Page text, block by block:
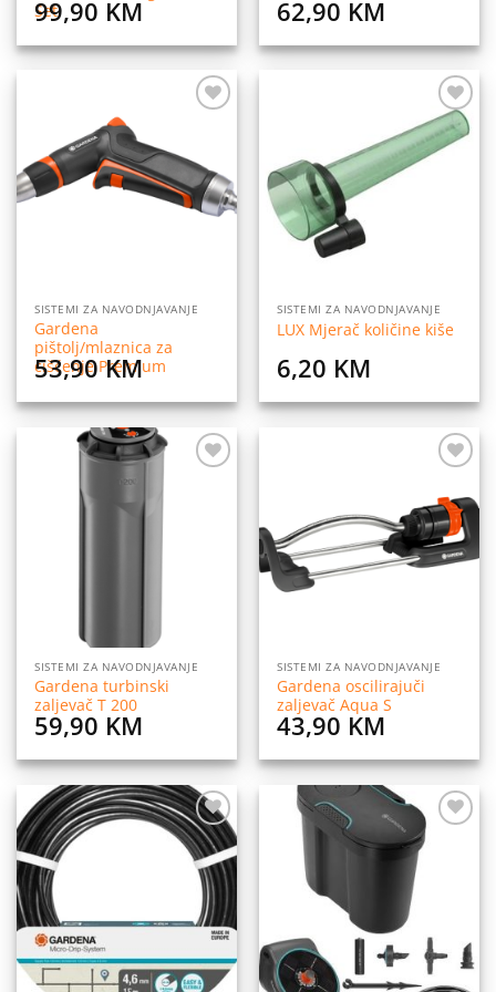
Set
99,90 KM 62,90 KM
želja
SISTEMI ZA NAVODNJAVANJE
Gardena
pištolj/mlaznica za
čišćenje Premium
53,90KM
Dodaj
na
listu
SISTEMI ZA NAVODNJAVANJE
LUX Mjerač količine kiše
6,20 KM
SISTEMI ZA NAVODNJAVANJE
Gardena turbinski
zaljevač T 200
59,90 KM
na
listu
želja
SISTEMI ZA NAVODNJAVANJE
Gardena oscilirajuči
zaljevač Aqua S
43,90 KM
Dodaj
na
listu
želja